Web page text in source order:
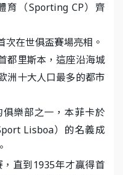
育（Sporting CP）齊
在世俱盃賽場亮相。
都里斯本，這座沿海城
洲十大人口最多的都市
樂部之一，本菲卡於
Lisboa）的名義成
直到1935年才贏得首